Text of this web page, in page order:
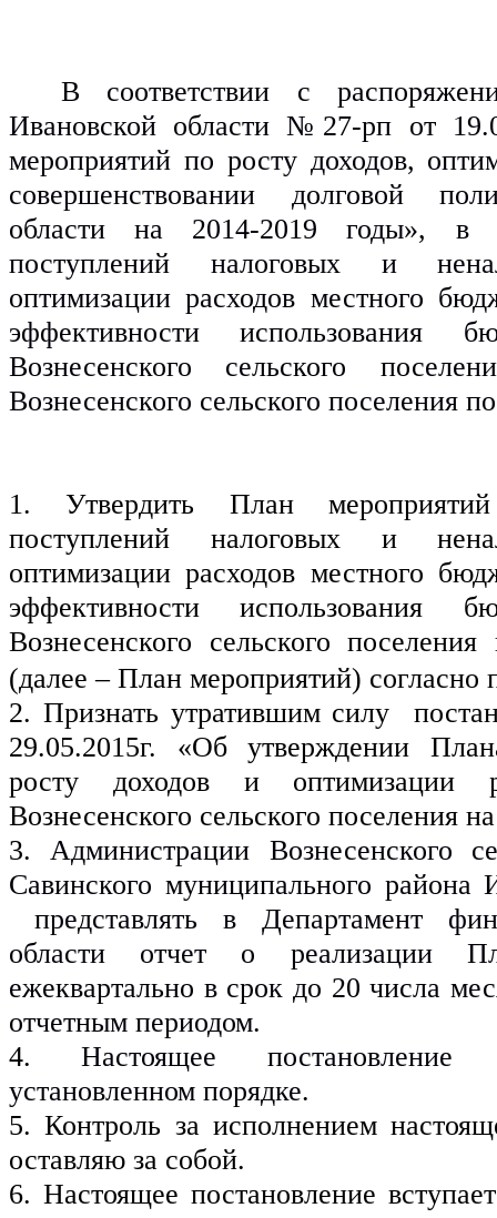
В соответствии с
Ивановской области №27-рп от
мероприятий по росту доходов,
совершенствовании долговой
области на 2014-2019 годы», в
поступлений налоговых и
оптимизации расходов местного
эффективности использования
Вознесенского сельского
Вознесенского сельского поселения
1. Утвердить План
поступлений налоговых и
оптимизации расходов местного
эффективности использования
Вознесенского сельского
(далее – План мероприятий)
2. Признать утратившим силу
29.05.2015г. «Об утверждении
росту доходов и оптимизации
Вознесенского сельского поселения
3. Администрации Вознесенского
Савинского муниципального района
представлять в Департамент
области отчет о реализации
ежеквартально в срок до 20 числа
отчетным периодом.
4. Настоящее постановление
установленном порядке.
5. Контроль за исполнением
оставляю за собой.
6. Настоящее постановление